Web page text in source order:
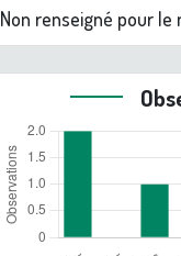
Non renseigné pour le